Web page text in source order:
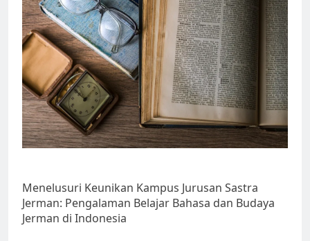
Menelusuri Keunikan Kampus Jurusan Sastra
Jerman: Pengalaman Belajar Bahasa dan Budaya
Jerman di Indonesia